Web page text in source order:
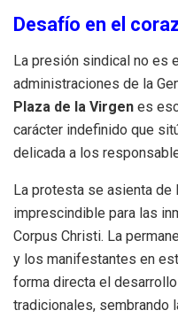
Desafío en el
La presión sindical no es
administraciones de la
Plaza de la Virgen es
carácter indefinido que
delicada a los
La protesta se asienta de
imprescindible para las
Corpus Christi. La
y los manifestantes en
forma directa el
tradicionales, sembrando